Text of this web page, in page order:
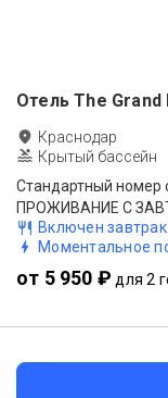
Отель The
Краснодар
Крытый бассейн
Стандартный номер
ПРОЖИВАНИЕ C
Включен
Моментальное
от 5 950 ₽ для 2